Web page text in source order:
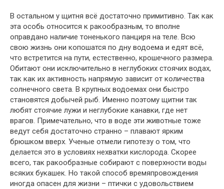
В остальном у щитня всё достаточно примитивно. Так как
эта особь относится к ракообразным, то вполне
оправдано наличие тоненького панциря на теле. Всю
свою жизнь они копошатся по дну водоема и едят всё,
что встретится на пути, естественно, крошечного размера.
Обитают они исключительно в неглубоких стоячих водах,
так как их активность напрямую зависит от количества
солнечного света. В крупных водоемах они быстро
становятся добычей рыб. Именно поэтому щитни так
любят стоячие лужи и неглубокие канавки, где нет
врагов. Примечательно, что в воде эти животные тоже
ведут себя достаточно странно – плавают ярким
брюшком вверх. Ученые отмели гипотезу о том, что
делается это в условиях нехватки кислорода. Скорее
всего, так ракообразные собирают с поверхности воды
всяких букашек. Но такой способ времяпровождения
иногда опасен для жизни – птички с удовольствием